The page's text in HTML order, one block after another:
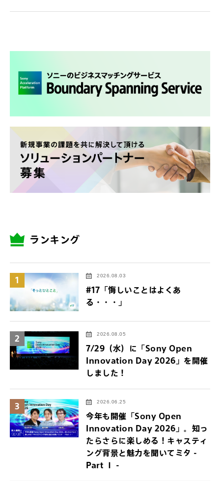
ランキング
1 2026.08.03
#17「悔しいことはよくあ
る・・・」
2 2026.08.05
7/29（水）に「Sony Open
Innovation Day 2026」を開催
しました！
3 2026.06.25
今年も開催「Sony Open
Innovation Day 2026」。知っ
たらさらに楽しめる！キャスティ
ング背景と魅力を聞いてミタ -
Part Ⅰ -